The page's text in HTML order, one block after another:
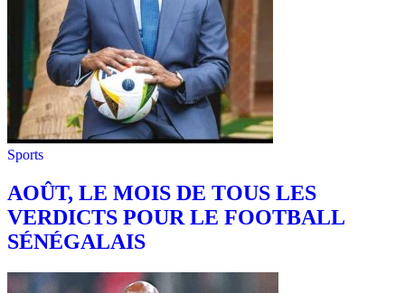
Sports
AOÛT, LE MOIS DE TOUS LES
VERDICTS POUR LE FOOTBALL
SÉNÉGALAIS